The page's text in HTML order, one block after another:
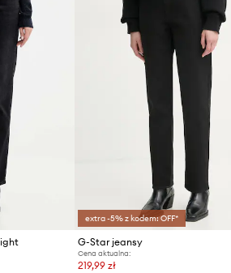
extra -5% z kodem: OFF*
G-Star jeansy
Cena aktualna:
219,99 zł